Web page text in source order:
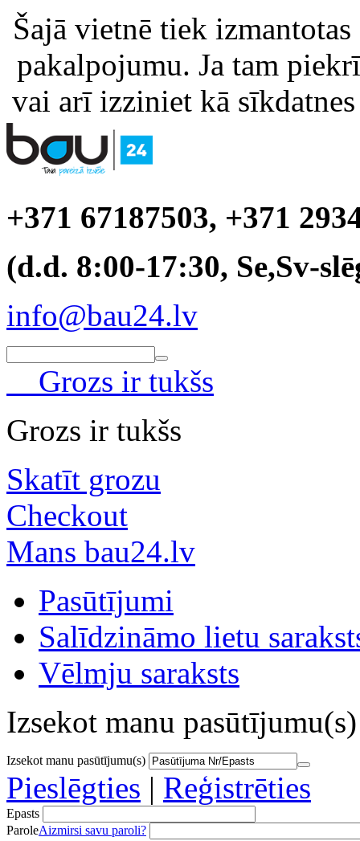
Šajā vietnē tiek
pakalpojumu. Ja tam
vai arī izziniet kā
+371 67187503, +371
(d.d. 8:00-17:30, Se,Sv-
info@bau24.lv
Grozs ir tukšs
Grozs ir tukšs
Skatīt grozu
Checkout
Mans bau24.lv
Pasūtījumi
Salīdzināmo lietu
Vēlmju saraksts
Izsekot manu pasūtījumu(s)
Izsekot manu pasūtījumu(s)
Pieslēgties | Reģistrēties
Epasts
ParoleAizmirsi savu paroli?